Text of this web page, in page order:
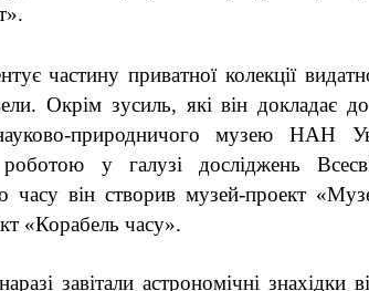
частину приватної колекції
Окрім зусиль, які він докладає
природничого музею НАН
у галузі досліджень
часу він створив музей-проект
«Корабель часу».
завітали астрономічні знахідки